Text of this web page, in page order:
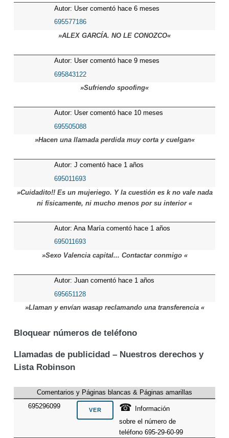
Autor: User comentó hace 6 meses
695577186
»ALEX GARCÍA. NO LE CONOZCO«
Autor: User comentó hace 9 meses
695843122
»Sufriendo spoofing«
Autor: User comentó hace 10 meses
695505088
»Hacen una llamada perdida muy corta y cuelgan«
Autor: J comentó hace 1 años
695011693
»Cuidadito!! Es un mujeriego. Y la cuestión es k no vale nada
ni físicamente, ni mucho menos por su interior «
Autor: Ana María comentó hace 1 años
695011693
»Sexo Valencia capital... Contactar conmigo «
Autor: Juan comentó hace 1 años
695651128
»Llaman y envían wasap reclamando una transferencia «
Bloquear números de teléfono
Llamadas de publicidad – Nuestros derechos y
Lista Robinson
Comentarios y Páginas blancas & Páginas amarillas
695296099
☎ Información
sobre el número de
teléfono 695-29-60-99